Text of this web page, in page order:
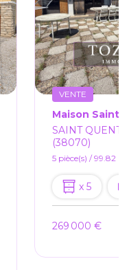
VENTE
SAINT
(38070)
5 pièce(s) / 99.82
x 5
269 000 €